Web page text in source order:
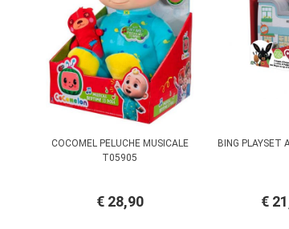
COCOMEL PELUCHE MUSICALE
T05905
€ 28,90
BING PLAYSET
€